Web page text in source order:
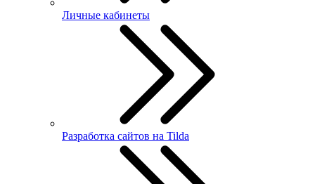
Личные кабинеты
Разработка сайтов на Tilda